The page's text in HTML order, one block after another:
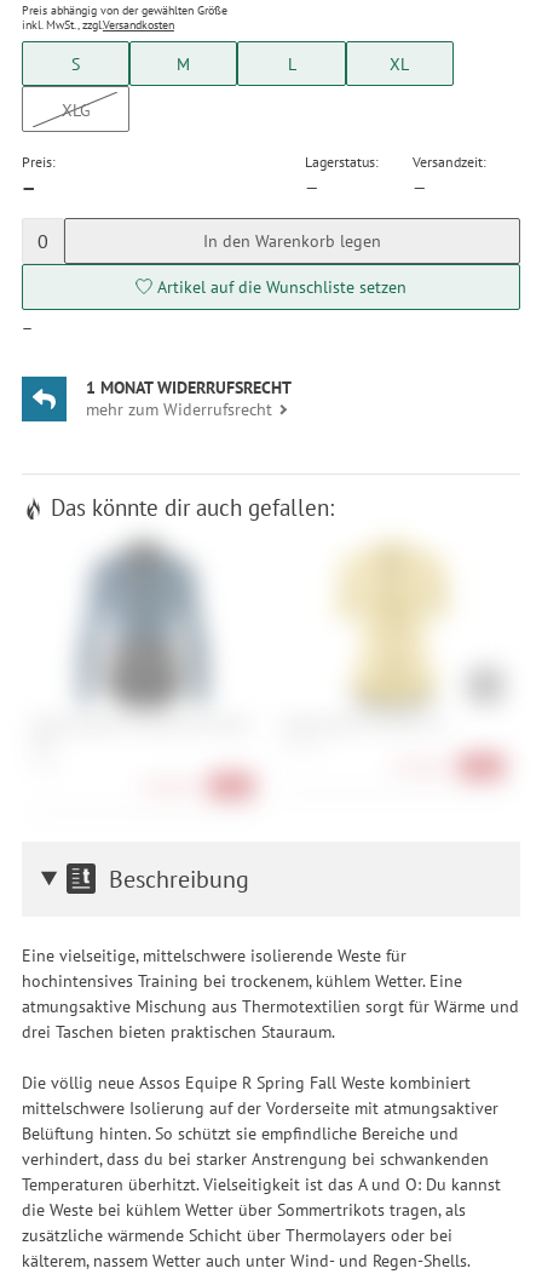
Preis abhängig von der gewählten Größe
inkl. MwSt., zzgl.Versandkosten
S M L
XL
XLG
Preis:
—
Lagerstatus:
—
Versandzeit:
—
0 In den Warenkorb legen
Artikel auf die Wunschliste setzen
—
1 MONAT WIDERRUFSRECHT
mehr zum Widerrufsrecht
Das könnte dir auch gefallen:
Beschreibung
Eine vielseitige, mittelschwere isolierende Weste für
hochintensives Training bei trockenem, kühlem Wetter. Eine
atmungsaktive Mischung aus Thermotextilien sorgt für Wärme und
drei Taschen bieten praktischen Stauraum.
Die völlig neue Assos Equipe R Spring Fall Weste kombiniert
mittelschwere Isolierung auf der Vorderseite mit atmungsaktiver
Belüftung hinten. So schützt sie empfindliche Bereiche und
verhindert, dass du bei starker Anstrengung bei schwankenden
Temperaturen überhitzt. Vielseitigkeit ist das A und O: Du kannst
die Weste bei kühlem Wetter über Sommertrikots tragen, als
zusätzliche wärmende Schicht über Thermolayers oder bei
kälterem, nassem Wetter auch unter Wind- und Regen-Shells.